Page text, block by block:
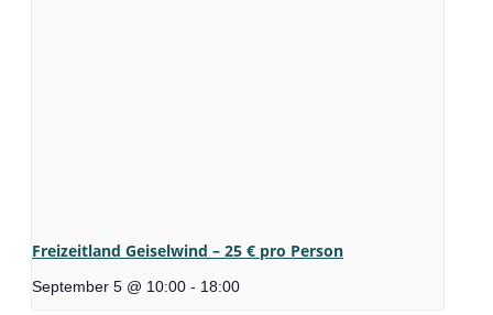
Freizeitland Geiselwind – 25 € pro Person
September 5 @ 10:00 - 18:00